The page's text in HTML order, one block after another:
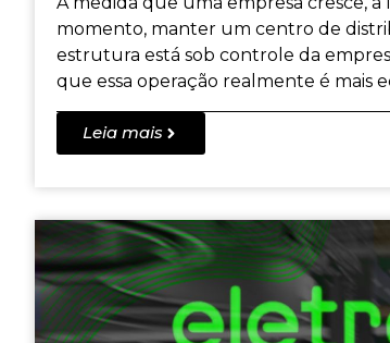
momento, manter um centro de
estrutura está sob controle da
que essa operação realmente é mais
Leia mais